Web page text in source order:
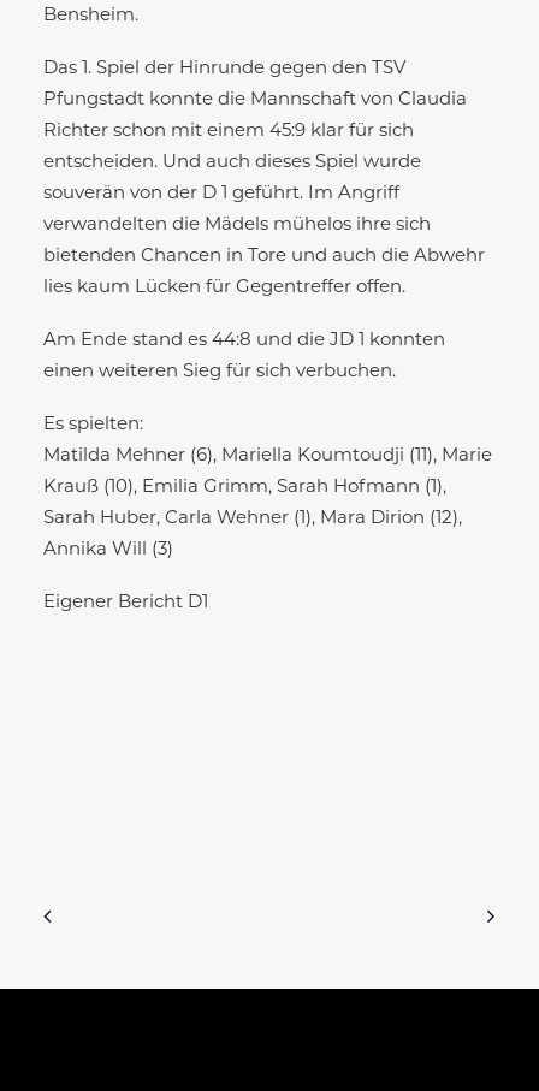
Bensheim.
Das 1. Spiel der Hinrunde gegen den TSV
Pfungstadt konnte die Mannschaft von Claudia
Richter schon mit einem 45:9 klar für sich
entscheiden. Und auch dieses Spiel wurde
souverän von der D 1 geführt. Im Angriff
verwandelten die Mädels mühelos ihre sich
bietenden Chancen in Tore und auch die Abwehr
lies kaum Lücken für Gegentreffer offen.
Am Ende stand es 44:8 und die JD 1 konnten
einen weiteren Sieg für sich verbuchen.
Es spielten:
Matilda Mehner (6), Mariella Koumtoudji (11), Marie
Krauß (10), Emilia Grimm, Sarah Hofmann (1),
Sarah Huber, Carla Wehner (1), Mara Dirion (12),
Annika Will (3)
Eigener Bericht D1